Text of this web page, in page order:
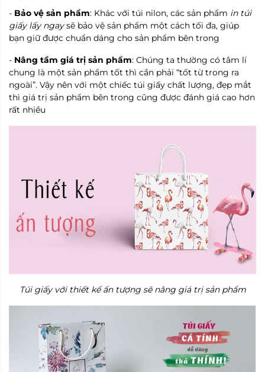
- Bảo vệ sản phẩm: Khác với túi nilon, các sản phẩm in túi
giấy lấy ngaysẽ bảo vệ sản phẩm một cách tối đa, giúp
bạn giữ được chuẩn dáng cho sản phẩm bên trong
- Nâng tầm giá trị sản phẩm: Chúng ta thường có tâm lí
chung là một sản phẩm tốt thì cần phải “tốt từ trong ra
ngoài”. Vậy nên với một chiếc túi giấy chất lượng, đẹp mắt
thì giá trị sản phẩm bên trong cũng được đánh giá cao hơn
rất nhiều
Túi giấy với thiết kế ấn tượng sẽ nâng giá trị sản phẩm